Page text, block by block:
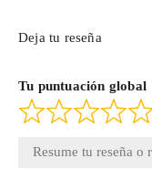
Deja tu reseña
Tu puntuación global